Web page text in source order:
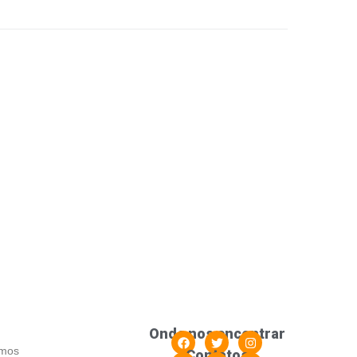
Onde nos encontrar